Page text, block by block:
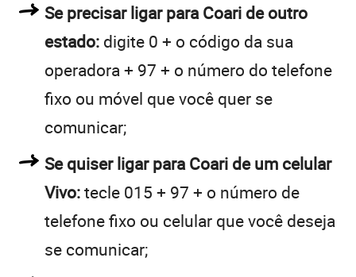
Se precisar ligar para Coari de outro
estado: digite 0 + o código da sua
operadora + 97 + o número do telefone
fixo ou móvel que você quer se
comunicar;
Se quiser ligar para Coari de um celular
Vivo:tecle 015 + 97 + o número de
telefone fixo ou celular que você deseja
se comunicar;